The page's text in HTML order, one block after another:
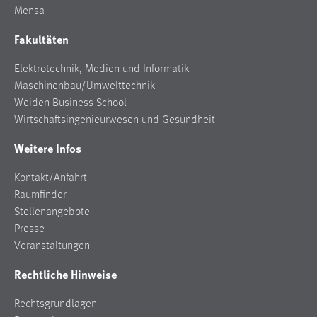
Mensa
Fakultäten
Elektrotechnik, Medien und Informatik
Maschinenbau/Umwelttechnik
Weiden Business School
Wirtschaftsingenieurwesen und Gesundheit
Weitere Infos
Kontakt/Anfahrt
Raumfinder
Stellenangebote
Presse
Veranstaltungen
Rechtliche Hinweise
Rechtsgrundlagen
einloggen zu können.
Cookie Laufzeit:
24 Stunden
STATISTIK
Diese Informationen helfen uns zu verstehen, wie
unsere Besucher unsere Website nutzen.
_pk_ref, _pk_cvar, _pk_id, _pk_ses
Zweck: